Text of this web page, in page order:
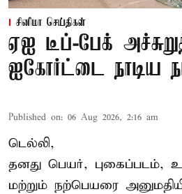
சினிமா செய்திகள்
ஏஐ டீப்-பேக்
ஐகோர்ட்டை நாடிய
Published on: 06 Aug 2026, 2:16 am
டெல்லி,
தனது பெயர், புகைப்படம்,
மற்றும் நற்பெயரை